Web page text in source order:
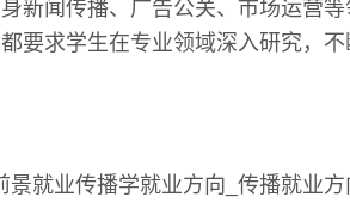
新闻传播、广告公关、市场运营
要求学生在专业领域深入研究，不